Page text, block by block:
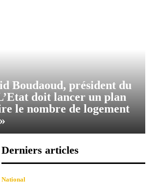
Boudaoud, président du
doit lancer un plan
le nombre de logement
Derniers articles
National